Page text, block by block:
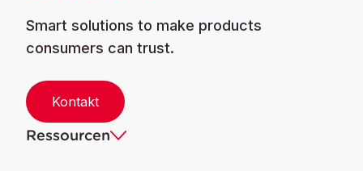
Smart solutions to make products
consumers can trust.
Kontakt
Ressourcen